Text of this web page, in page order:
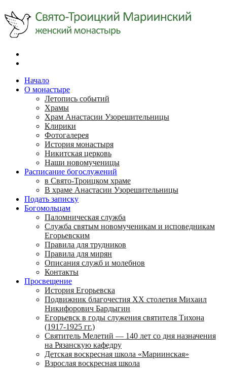
Начало
О монастыре
Летопись событий
Храмы
Храм Анастасии Узорешительницы
Клирики
Фотогалерея
История монастыря
Никитская церковь
Наши новомученицы
Расписание богослужений
в Свято-Троицком храме
В храме Анастасии Узорешительницы
Подать записку
Богомольцам
Паломническая служба
Служба святым новомученикам и исповедникам
Егорьевским
Правила для трудников
Правила для мирян
Описания служб и молебнов
Контакты
Просвещение
История Егорьевска
Подвижник благочестия ХХ столетия Михаил
Никифорович Бардыгин
Егорьевск в годы служения святителя Тихона
(1917-1925 гг.)
Святитель Мелетий — 140 лет со дня назначения
на Рязанскую кафедру
Детская воскресная школа «Мариинская»
Взрослая воскресная школа